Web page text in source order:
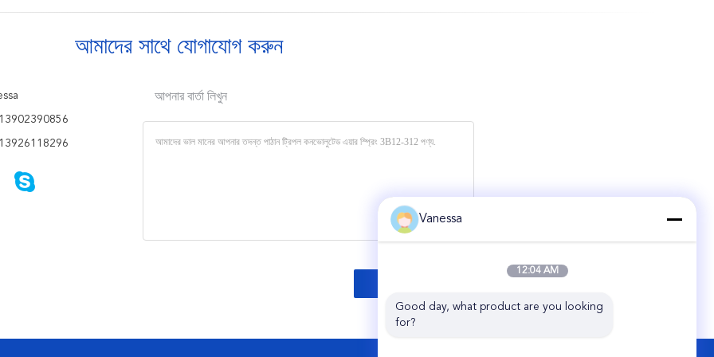
আমাদের সাথে যোগাযোগ করুন
আপনার বার্তা লিখুন
Vanessa
12:04 AM
Good day, what product are you looking
for?